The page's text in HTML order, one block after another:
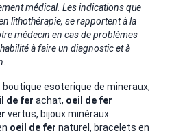
médical. Les indications que
lithothérapie, se rapportent à la
médecin en cas de problèmes
à faire un diagnostic et à
boutique esoterique de mineraux,
de fer achat, oeil de fer
vertus, bijoux minéraux
oeil de fer naturel, bracelets en